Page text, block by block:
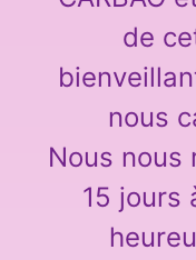
de
nous
Nous nous
15 jours